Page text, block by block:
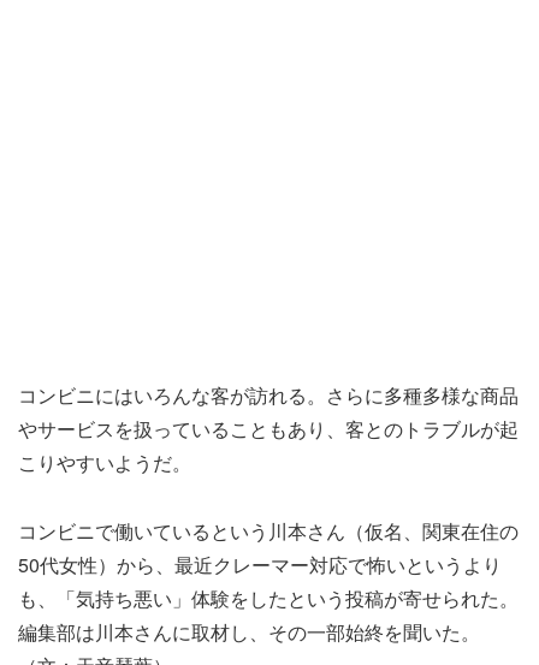
コンビニにはいろんな客が訪れる。さらに多種多様な商品
やサービスを扱っていることもあり、客とのトラブルが起
こりやすいようだ。
コンビニで働いているという川本さん（仮名、関東在住の
50代女性）から、最近クレーマー対応で怖いというより
も、「気持ち悪い」体験をしたという投稿が寄せられた。
編集部は川本さんに取材し、その一部始終を聞いた。